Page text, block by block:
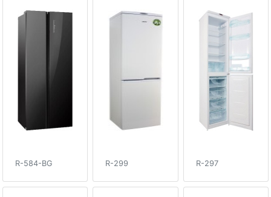
R-584-BG R-299 R-297